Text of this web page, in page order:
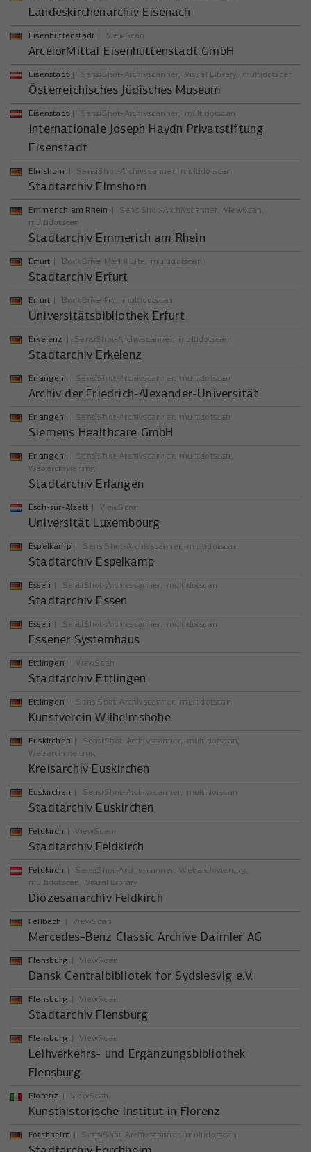
Landeskirchenarchiv Eisenach
Eisenhüttenstadt ViewScan
ArcelorMittal Eisenhüttenstadt GmbH
Eisenstadt SensiShot-Archivscanner Visual Library multidotscan
Österreichisches Jüdisches Museum
Eisenstadt SensiShot-Archivscanner multidotscan
Internationale Joseph Haydn Privatstiftung
Eisenstadt
Elmshorn SensiShot-Archivscanner multidotscan
Stadtarchiv Elmshorn
Emmerich am Rhein SensiShot-Archivscanner
ViewScan
multidotscan
Stadtarchiv Emmerich am Rhein
Erfurt BookDrive MarkII Lite multidotscan
Stadtarchiv Erfurt
Erfurt BookDrive Pro multidotscan
Universitätsbibliothek Erfurt
Erkelenz SensiShot-Archivscanner multidotscan
Stadtarchiv Erkelenz
Erlangen SensiShot-Archivscanner multidotscan
Archiv der Friedrich-Alexander-Universität
Erlangen SensiShot-Archivscanner multidotscan
Siemens Healthcare GmbH
Erlangen SensiShot-Archivscanner
multidotscan
Webarchivierung
Stadtarchiv Erlangen
Esch-sur-Alzett ViewScan
Universität Luxembourg
Espelkamp SensiShot-Archivscanner multidotscan
Stadtarchiv Espelkamp
Essen SensiShot-Archivscanner multidotscan
Stadtarchiv Essen
Essen SensiShot-Archivscanner multidotscan
Essener Systemhaus
Ettlingen ViewScan
Stadtarchiv Ettlingen
Ettlingen SensiShot-Archivscanner multidotscan
Kunstverein Wilhelmshöhe
Euskirchen SensiShot-Archivscanner
multidotscan
Webarchivierung
Kreisarchiv Euskirchen
Euskirchen SensiShot-Archivscanner multidotscan
Stadtarchiv Euskirchen
Feldkirch ViewScan
Stadtarchiv Feldkirch
Feldkirch SensiShot-Archivscanner Webarchivierung
multidotscan
Visual Library
Diözesanarchiv Feldkirch
Fellbach ViewScan
Mercedes-Benz Classic Archive Daimler AG
Flensburg ViewScan
Dansk Centralbibliotek for Sydslesvig e.V.
Flensburg ViewScan
Stadtarchiv Flensburg
Flensburg ViewScan
Leihverkehrs- und Ergänzungsbibliothek
Flensburg
Florenz ViewScan
Kunsthistorische Institut in Florenz
Forchheim SensiShot-Archivscanner multidotscan